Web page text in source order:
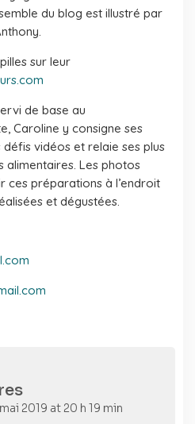
du blog est illustré par
sur leur
de base au
Caroline y consigne ses
vidéos et relaie ses plus
Les photos
ces préparations à l’endroit
et dégustées.
2019 at 20 h 19 min